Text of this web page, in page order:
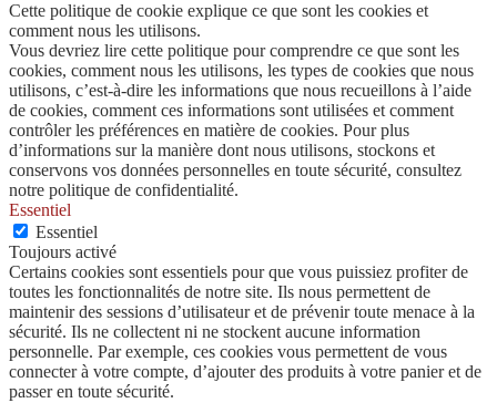
Cette politique de cookie explique ce que sont les cookies et
comment nous les utilisons.
Vous devriez lire cette politique pour comprendre ce que sont les
cookies, comment nous les utilisons, les types de cookies que nous
utilisons, c’est-à-dire les informations que nous recueillons à l’aide
de cookies, comment ces informations sont utilisées et comment
contrôler les préférences en matière de cookies. Pour plus
d’informations sur la manière dont nous utilisons, stockons et
conservons vos données personnelles en toute sécurité, consultez
notre politique de confidentialité.
Essentiel
Essentiel
Toujours activé
Certains cookies sont essentiels pour que vous puissiez profiter de
toutes les fonctionnalités de notre site. Ils nous permettent de
maintenir des sessions d’utilisateur et de prévenir toute menace à la
sécurité. Ils ne collectent ni ne stockent aucune information
personnelle. Par exemple, ces cookies vous permettent de vous
connecter à votre compte, d’ajouter des produits à votre panier et de
passer en toute sécurité.